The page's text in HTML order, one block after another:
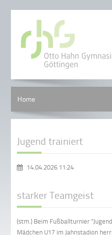
Home
Jugend trainiert
14.04.2026 11:24
starker Teamgeist
(stm.) Beim Fußballturnier
Mädchen U17 im Jahnstadion